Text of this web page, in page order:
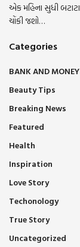
એક મહિના સુધી
ચોંકી જશો…
Categories
BANK AND MONEY
Beauty Tips
Breaking News
Featured
Health
Inspiration
Love Story
Techonology
True Story
Uncategorized